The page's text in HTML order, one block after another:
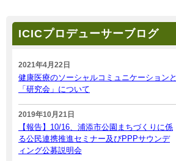
ICICプロデューサーブログ
2021年4月22日
健康医療のソーシャルコミュニケーションと
「研究会」について
2019年10月21日
【報告】10/16、浦添市公園まちづくりに係
る公民連携推進セミナー及びPPPサウンデ
ィング公募説明会